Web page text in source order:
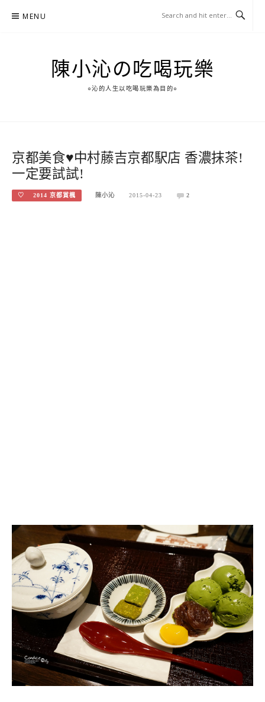
MENU
陳小沁の吃喝玩樂
○沁的人生以吃喝玩樂為目的○
京都美食♥中村藤吉京都駅店 香濃抹茶!
一定要試試!
♡ 2014 京都賞楓 陳小沁 2015-04-23 2